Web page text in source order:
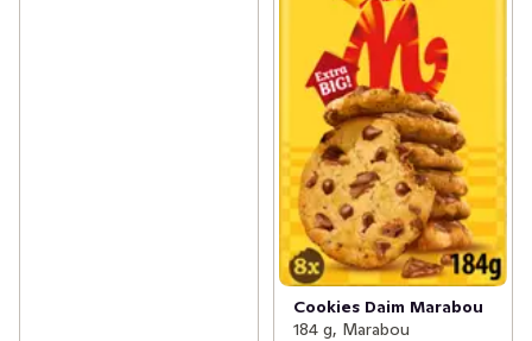
Cookies Daim Marabou
184 g, Marabou